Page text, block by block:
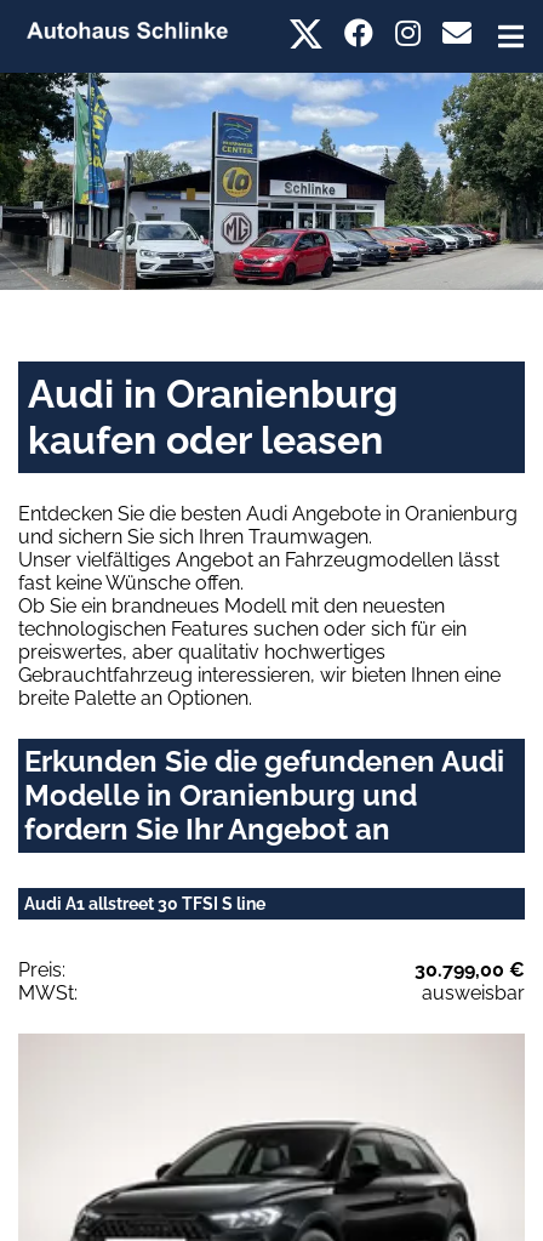
Audi in Oranienburg
kaufen oder leasen
Entdecken Sie die besten Audi Angebote in Oranienburg
und sichern Sie sich Ihren Traumwagen.
Unser vielfältiges Angebot an Fahrzeugmodellen lässt
fast keine Wünsche offen.
Ob Sie ein brandneues Modell mit den neuesten
technologischen Features suchen oder sich für ein
preiswertes, aber qualitativ hochwertiges
Gebrauchtfahrzeug interessieren, wir bieten Ihnen eine
breite Palette an Optionen.
Erkunden Sie die gefundenen Audi
Modelle in Oranienburg und
fordern Sie Ihr Angebot an
Audi A1 allstreet 30 TFSI S line
Preis:
30.799,00 €
MWSt:
ausweisbar